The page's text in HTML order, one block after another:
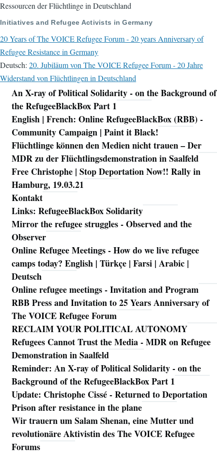
Ressourcen der Flüchtlinge in Deutschland
Initiatives and Refugee Activists in Germany
20 Years of The VOICE Refugee Forum - 20 years Anniversary of
Refugee Resistance in Germany
Deutsch: 20. Jubiläum von The VOICE Refugee Forum - 20 Jahre
Widerstand von Flüchtlingen in Deutschland
Navigation
An X-ray of Political Solidarity - on the Background of
the RefugeeBlackBox Part 1
English | French: Online RefugeeBlackBox (RBB) -
Community Campaign | Paint it Black!
Flüchtlinge können den Medien nicht trauen – Der
MDR zu der Flüchtlingsdemonstration in Saalfeld
Free Christophe | Stop Deportation Now!! Rally in
Hamburg, 19.03.21
Kontakt
Links: RefugeeBlackBox Solidarity
Mirror the refugee struggles - Observed and the
Observer
Online Refugee Meetings - How do we live refugee
camps today? English | Türkçe | Farsi | Arabic |
Deutsch
Online refugee meetings - Invitation and Program
RBB Press and Invitation to 25 Years Anniversary of
The VOICE Refugee Forum
RECLAIM YOUR POLITICAL AUTONOMY
Refugees Cannot Trust the Media - MDR on Refugee
Demonstration in Saalfeld
Reminder: An X-ray of Political Solidarity - on the
Background of the RefugeeBlackBox Part 1
Update: Christophe Cissé - Returned to Deportation
Prison after resistance in the plane
Wir trauern um Salam Shenan, eine Mutter und
revolutionäre Aktivistin des The VOICE Refugee
Forums